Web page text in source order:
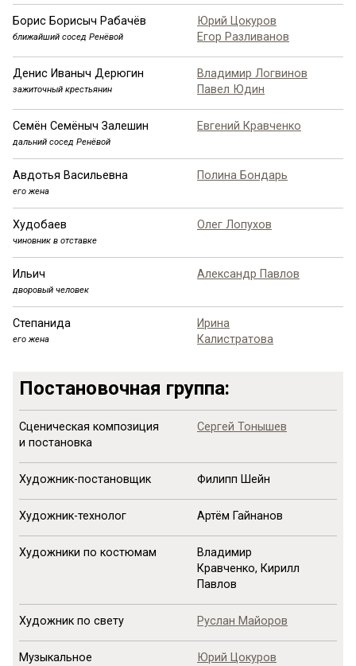
Борис Борисыч Рабачёв
ближайший сосед Ренёвой
Юрий Цокуров
Егор Разливанов
Денис Иваныч Дерюгин
зажиточный крестьянин
Владимир Логвинов
Павел Юдин
Семён Семёныч Залешин
дальний сосед Ренёвой
Евгений Кравченко
Авдотья Васильевна
его жена
Полина Бондарь
Худобаев
чиновник в отставке
Олег Лопухов
Ильич
дворовый человек
Александр Павлов
Степанида
его жена
Ирина
Калистратова
Постановочная группа:
Сценическая композиция
и постановка
Сергей Тонышев
Художник-постановщик Филипп Шейн
Художник-технолог Артём Гайнанов
Художники по костюмам
Владимир
Кравченко, Кирилл
Павлов
Художник по свету Руслан Майоров
Музыкальное
Юрий Цокуров